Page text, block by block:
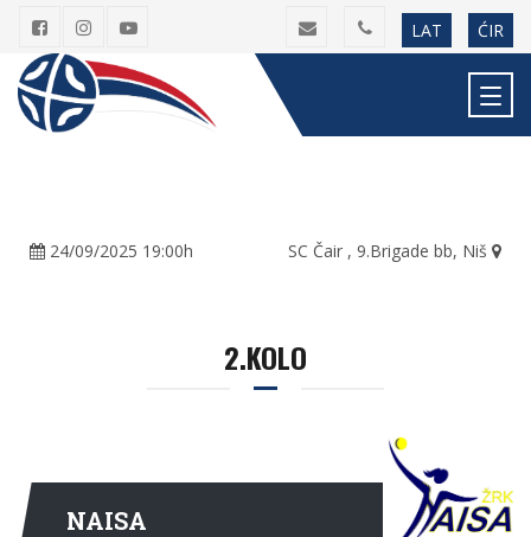
LAT ĆIR
24/09/2025 19:00h SC Čair , 9.Brigade bb, Niš
2.KOLO
NAISA